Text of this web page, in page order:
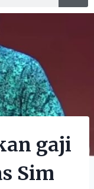
gaji
Sim